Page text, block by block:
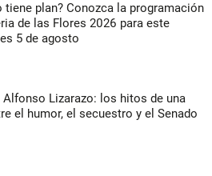
tiene plan? Conozca la programación
de las Flores 2026 para este
5 de agosto
Alfonso Lizarazo: los hitos de una
el humor, el secuestro y el Senado